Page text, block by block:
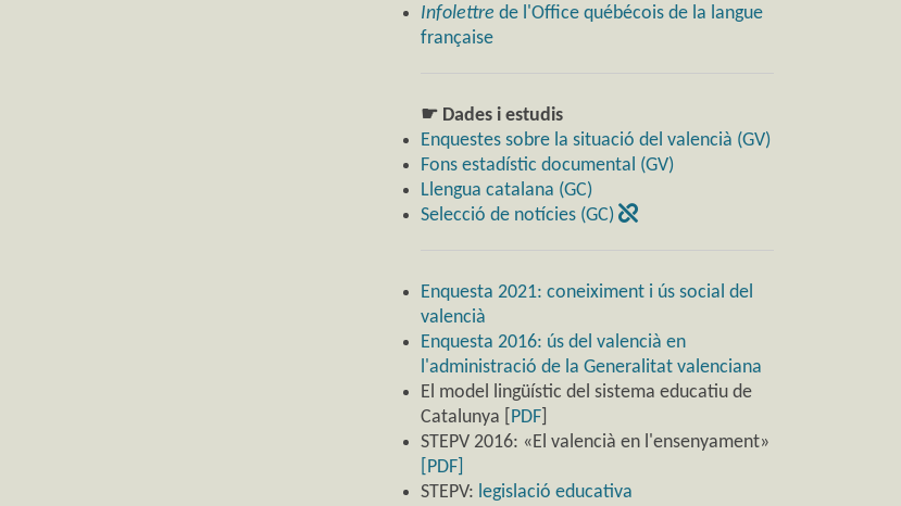
Infolettre de l'Office québécois de la langue
française
☛ Dades i estudis
Enquestes sobre la situació del valencià (GV)
Fons estadístic documental (GV)
Llengua catalana (GC)
Selecció de notícies (GC)
Enquesta 2021: coneiximent i ús social del
valencià
Enquesta 2016: ús del valencià en
l'administració de la Generalitat valenciana
El model lingüístic del sistema educatiu de
Catalunya [
PDF
STEPV 2016: «El valencià en l'ensenyament»
[PDF]
STEPV: legislació educativa